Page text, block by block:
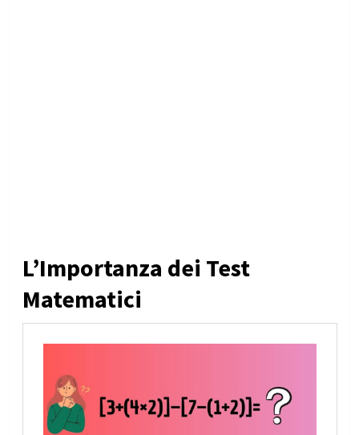
L’Importanza dei Test
Matematici